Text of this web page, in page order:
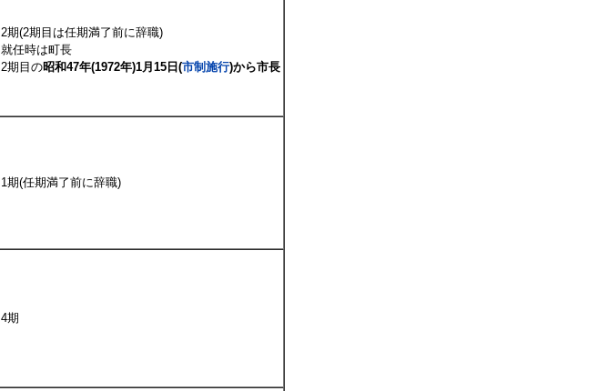
2期(2期目は任期満了前に辞職)
就任時は町長
2期目の昭和47年(1972年)1月15日(市制施行)から市長
1期(任期満了前に辞職)
4期